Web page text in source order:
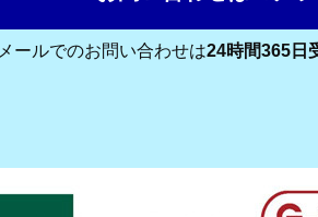
メールでのお問い合わせは24時間365日